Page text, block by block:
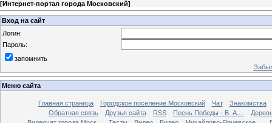
[Интернет-портал города Московский]
Вход на сайт
Логин:
Пароль:
запомнить
Меню сайта
Главная страница Городское поселение Московский Чат
Знакомства
Обратная связь
Друзья сайта RSS Песнь Победы - В. А....